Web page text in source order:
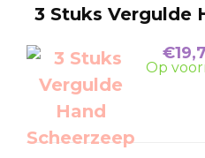
3 Stuks Vergulde
Op